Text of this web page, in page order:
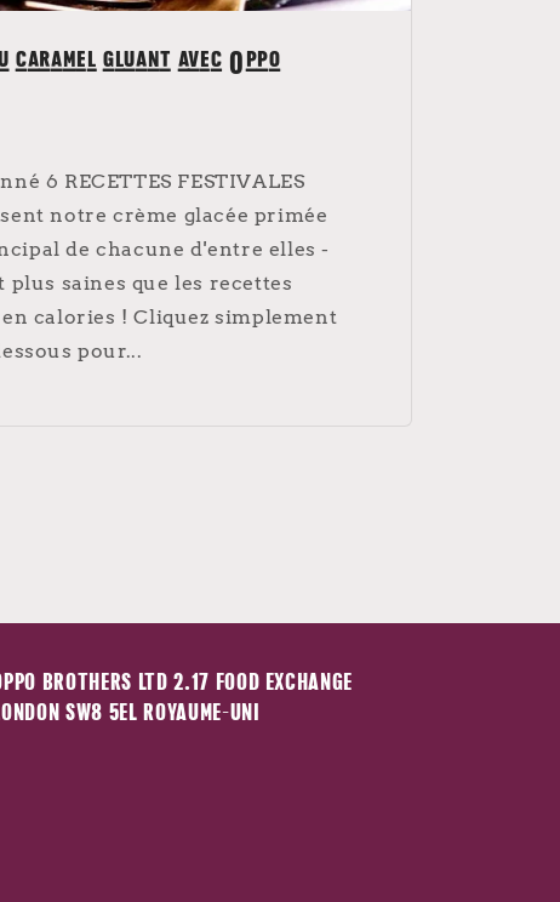
caramel gluant avec Oppo
6 RECETTES FESTIVALES
notre crème glacée primée
de chacune d'entre elles -
plus saines que les recettes
calories ! Cliquez simplement
pour...
BROTHERS LTD 2.17 FOOD EXCHANGE
SW8 5EL ROYAUME-UNI